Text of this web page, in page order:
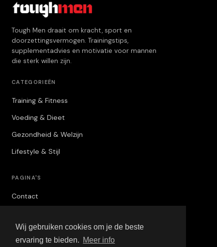
Wij gebruiken cookies om je de beste
ervaring te bieden. Meer info
Tough Men draait om kracht, sport en
doorzettingsvermogen. Trainingstips,
supplementadvies en motivatie voor mannen
die sterk willen zijn.
CATEGORIEËN
Training & Fitness
Voeding & Dieet
Gezondheid & Welzijn
Lifestyle & Stijl
PAGINA'S
Contact
Algemene Voorwaarden